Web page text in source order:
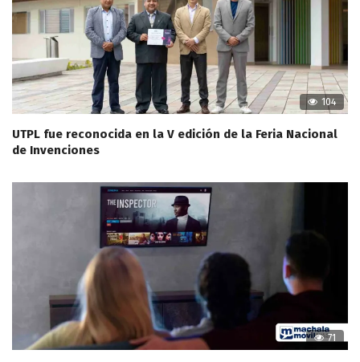
104
UTPL fue reconocida en la V edición de la Feria Nacional
de Invenciones
71